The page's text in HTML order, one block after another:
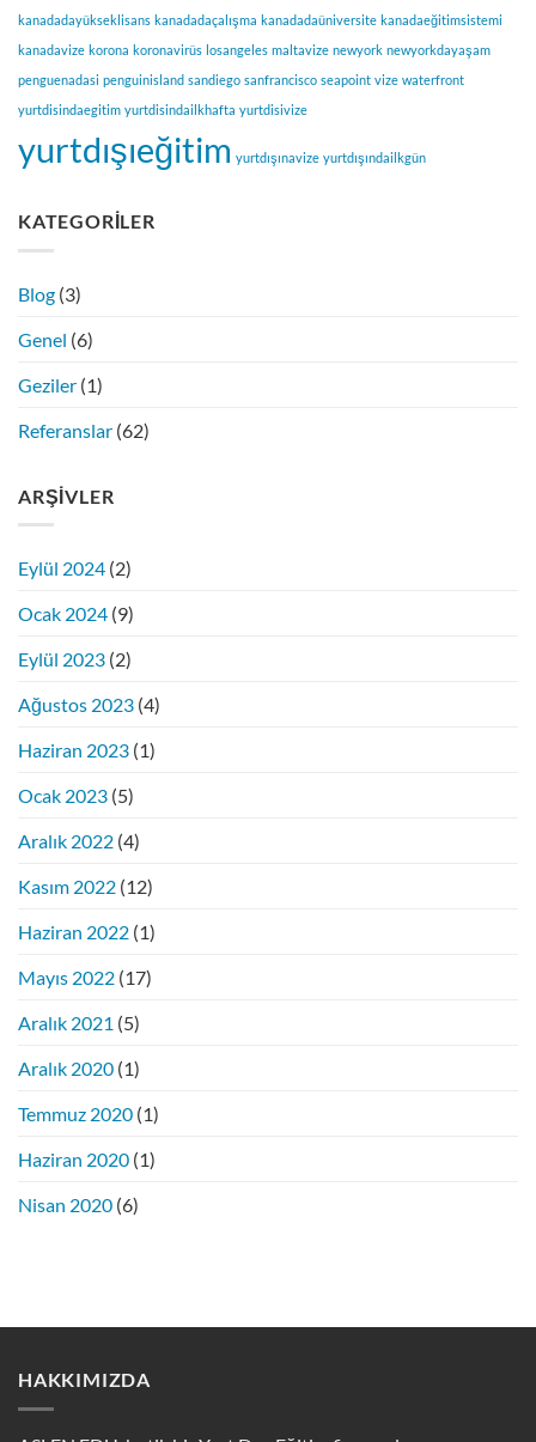
kanadadayükseklisans kanadadaçalışma kanadadaüniversite kanadaeğitimsistemi
kanadavize korona koronavirüs losangeles maltavize newyork newyorkdayaşam
penguenadasi penguinisland sandiego sanfrancisco seapoint vize waterfront
yurtdisindaegitim yurtdisindailkhafta yurtdisivize
yurtdışıeğitim yurtdışınavize yurtdışındailkgün
KATEGORILER
Blog (3)
Genel (6)
Geziler (1)
Referanslar (62)
ARŞIVLER
Eylül 2024 (2)
Ocak 2024 (9)
Eylül 2023 (2)
Ağustos 2023 (4)
Haziran 2023 (1)
Ocak 2023 (5)
Aralık 2022 (4)
Kasım 2022 (12)
Haziran 2022 (1)
Mayıs 2022 (17)
Aralık 2021 (5)
Aralık 2020 (1)
Temmuz 2020 (1)
Haziran 2020 (1)
Nisan 2020 (6)
HAKKIMIZDA